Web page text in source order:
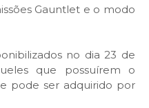
Gauntlet e o modo
no dia 23 de
que possuírem o
pode ser adquirido por